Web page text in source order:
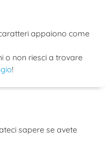
appaiono come
o non riesci a trovare
!
sapere se avete